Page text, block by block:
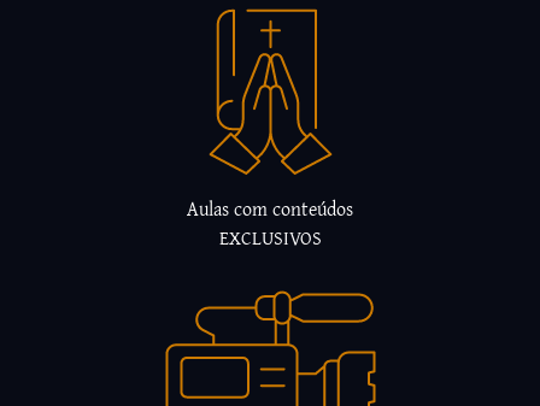
Aulas com conteúdos
EXCLUSIVOS